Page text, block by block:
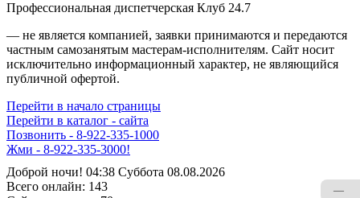
Профессиональная диспетчерская Клуб 24.7
— не является компанией, заявки принимаются и передаются
частным самозанятым мастерам‑исполнителям. Сайт носит
исключительно информационный характер, не являющийся
публичной офертой.
Перейти в начало страницы
Перейти в каталог - сайта
Позвонить - 8-922-335-1000
Жми - 8-922-335-3000!
Доброй ночи! 04:38 Суббота 08.08.2026
Всего онлайн: 143
—